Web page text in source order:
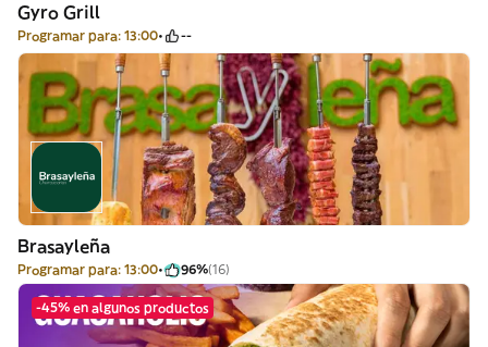
Gyro Grill
Programar para: 13:00 --
Brasayleña
Programar para: 13:00 96%(16)
-45% en algunos productos